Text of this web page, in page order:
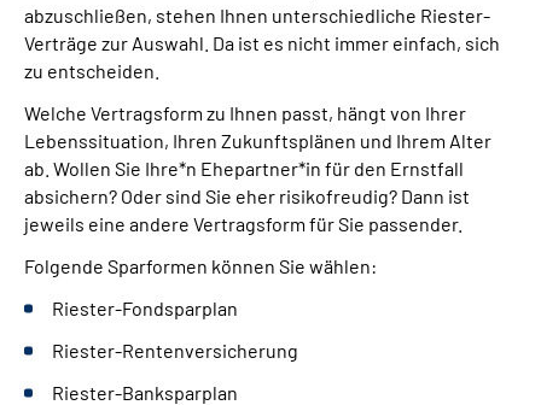
abzuschließen, stehen Ihnen unterschiedliche Riester-
Verträge zur Auswahl. Da ist es nicht immer einfach, sich
zu entscheiden.
Welche Vertragsform zu Ihnen passt, hängt von Ihrer
Lebenssituation, Ihren Zukunftsplänen und Ihrem Alter
ab. Wollen Sie Ihre*n Ehepartner*in für den Ernstfall
absichern? Oder sind Sie eher risikofreudig? Dann ist
jeweils eine andere Vertragsform für Sie passender.
Folgende Sparformen können Sie wählen:
Riester-Fondsparplan
Riester-Rentenversicherung
Riester-Banksparplan